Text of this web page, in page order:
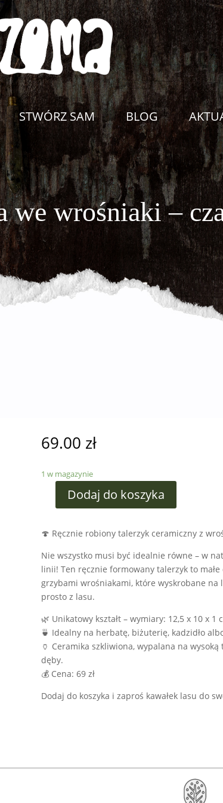
STWÓRZ SAM BLOG
we wrośniaki –
69.00 zł
1 w magazynie
Dodaj do koszyka
🍄 Ręcznie robiony talerzyk ceramiczny z
Nie wszystko musi być idealnie równe – w
linii! Ten ręcznie formowany talerzyk to
grzybami wrośniakami, które wyskrobane na
prosto z lasu.
🌿 Unikatowy kształt – wymiary: 12,5 x 10 x 1
🍵 Idealny na herbatę, biżuterię, kadzidło
🏺 Ceramika szkliwiona, wypalana na
dęby.
💰 Cena: 69 zł
Dodaj do koszyka i zaproś kawałek lasu do